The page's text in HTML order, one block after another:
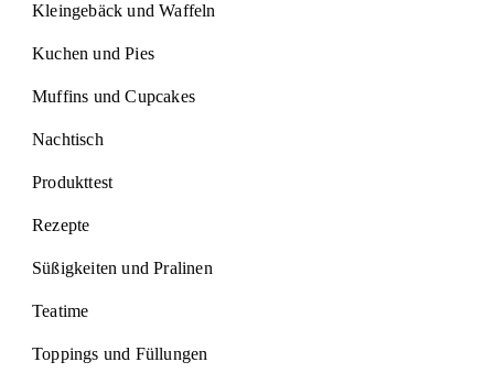
Kleingebäck und Waffeln
Kuchen und Pies
Muffins und Cupcakes
Nachtisch
Produkttest
Rezepte
Süßigkeiten und Pralinen
Teatime
Toppings und Füllungen